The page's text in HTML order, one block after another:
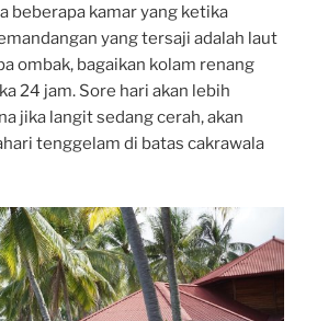
beberapa kamar yang ketika
yang tersaji adalah laut
ombak, bagaikan kolam renang
24 jam. Sore hari akan lebih
jika langit sedang cerah, akan
tenggelam di batas cakrawala